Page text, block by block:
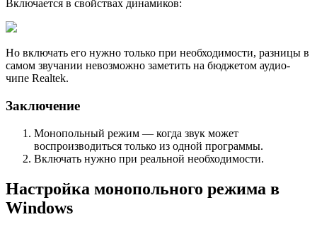
Включается в свойствах динамиков:
Но включать его нужно только при необходимости, разницы в
самом звучании невозможно заметить на бюджетом аудио-
чипе Realtek.
Заключение
Монопольный режим — когда звук может
воспроизводиться только из одной программы.
Включать нужно при реальной необходимости.
Настройка монопольного режима в
Windows